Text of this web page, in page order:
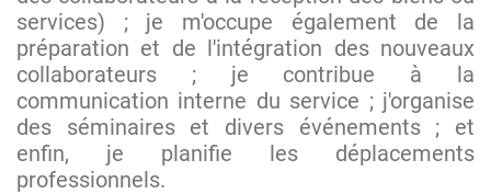
services) ; je m'occupe également de la
préparation et de l'intégration des nouveaux
collaborateurs ; je contribue à la
communication interne du service ; j'organise
des séminaires et divers événements ; et
enfin, je planifie les déplacements
professionnels.